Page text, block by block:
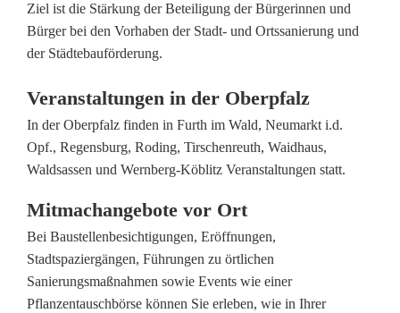
t
ä
d
t
e
u
f
Ziel ist die Stärkung der Beteiligung der Bürgerinnen und
Bürger bei den Vorhaben der Stadt- und Ortssanierung und
der Städtebauförderung.
Veranstaltungen in der Oberpfalz
In der Oberpfalz finden in Furth im Wald, Neumarkt i.d.
Opf., Regensburg, Roding, Tirschenreuth, Waidhaus,
Waldsassen und Wernberg-Köblitz Veranstaltungen statt.
Mitmachangebote vor Ort
Bei Baustellenbesichtigungen, Eröffnungen,
Stadtspaziergängen, Führungen zu örtlichen
Sanierungsmaßnahmen sowie Events wie einer
Pflanzentauschbörse können Sie erleben, wie in Ihrer